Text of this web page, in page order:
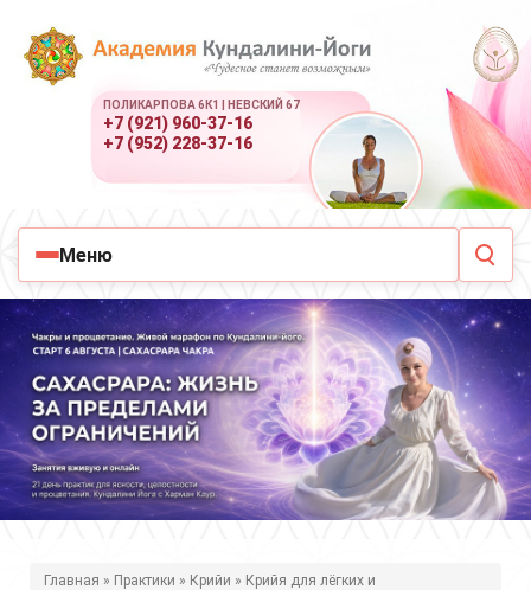
ПОЛИКАРПОВА 6К1 | НЕВСКИЙ 67
+7 (921) 960-37-16
+7 (952) 228-37-16
Меню
Главная » Практики » Крийи » Крийя для лёгких и